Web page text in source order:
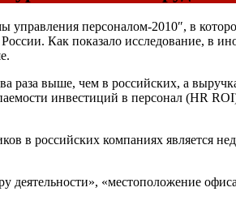
персоналом-2010″, в
Как показало исследование, в
раза выше, чем в российских, а
инвестиций в персонал (HR
в российских компаниях является
деятельности», «местоположение